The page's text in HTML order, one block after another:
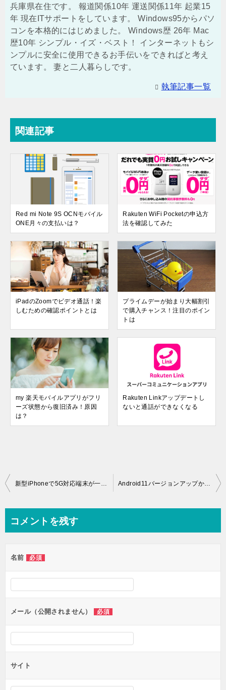
兵庫県在住です。 報道関係10年 運送関係11年 起業15
年 現在ITサポートをしています。 Windows95からパソ
コンを本格的にはじめました。 Windows歴 26年 Mac
歴10年 シンプル・イズ・ベスト！ インターネットもシ
ンプルに安全に使用できるお手伝いをできればと考え
ています。 妻と二人暮らしです。
執筆記事一覧
関連記事
Red mi Note 9S OCNモバイル
ONE月々の支払いは？
Rakuten WiFi Pocketの申込方
法を確認してみた
iPadのZoomでビデオ通話！楽
しむための確認ポイントとは
プライムデーが始まり大幅割引
で購入チャンス！注目のポイン
トは
my 楽天モバイルアプリがフリ
ーズ状態から復旧済み！原因
は？
Rakuten Linkアップデートし
ないと通話ができなくなる
投
ビ
ー
シ
ン
新型iPhoneで5G対応端末が一気に加速！Prime一週間 Android11バージョンアップから削除 A5 2020
コメントを残す
名前 必須
メール（公開されません） 必須
サイト